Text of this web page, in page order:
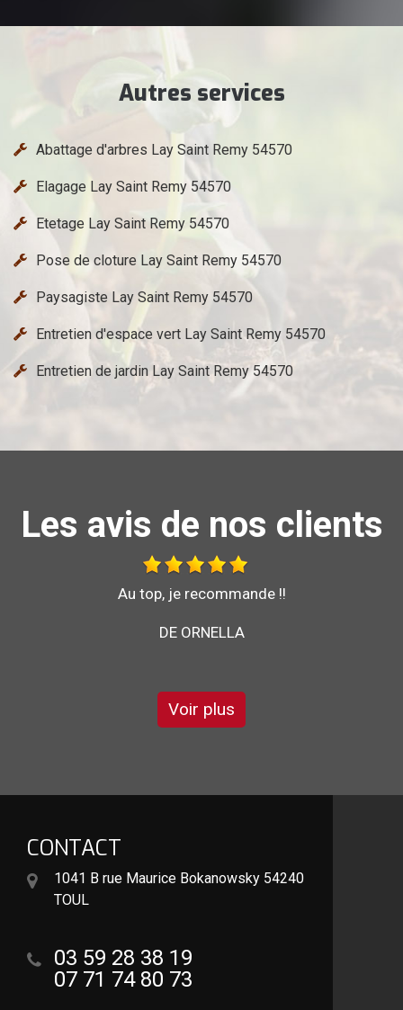
Autres services
Abattage d'arbres Lay Saint Remy 54570
Elagage Lay Saint Remy 54570
Etetage Lay Saint Remy 54570
Pose de cloture Lay Saint Remy 54570
Paysagiste Lay Saint Remy 54570
Entretien d'espace vert Lay Saint Remy 54570
Entretien de jardin Lay Saint Remy 54570
Les avis de nos clients
Bonjour je vous recommande l'entreprise brochard
Voir plus
CONTACT
1041 B rue Maurice Bokanowsky 54240
TOUL
03 59 28 38 19
07 71 74 80 73